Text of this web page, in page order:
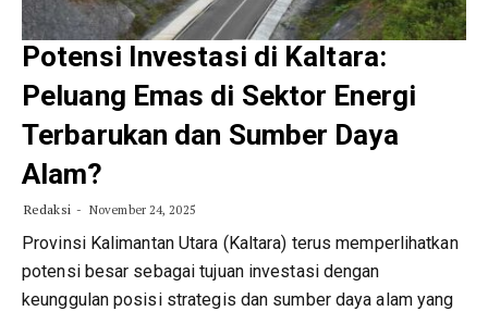
Potensi Investasi di Kaltara:
Peluang Emas di Sektor Energi
Terbarukan dan Sumber Daya
Alam?
Redaksi November 24, 2025
Provinsi Kalimantan Utara (Kaltara) terus memperlihatkan
potensi besar sebagai tujuan investasi dengan
keunggulan posisi strategis dan sumber daya alam yang